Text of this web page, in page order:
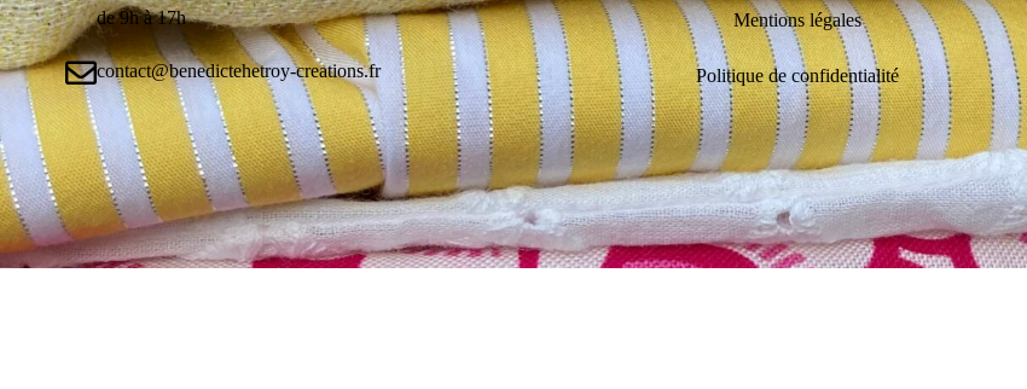
de 9h à 17h
contact@benedictehetroy-creations.fr
Mentions légales
Politique de confidentialité